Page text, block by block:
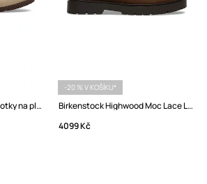
Birkenstock Maine Polobotky na plochém podpatku semišové
-20 % V KOŠÍKU*
Birkenstock Highwood Moc Lace Low Polobotky na plochém podpatku dámské semišové
4099 Kč